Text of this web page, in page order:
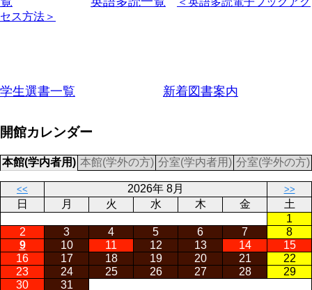
セス方法＞
学生選書一覧 新着図書案内
開館カレンダー
本館(学内者用) 本館(学外の方) 分室(学内者用) 分室(学外の方)
<< 2026年 8月 >>
日 月 火 水 木 金
土
1
2
3 4 5 6 7
8
9
10 11 12 13 14
15
16
17 18 19 20 21
22
23
24 25 26 27 28
29
30
31